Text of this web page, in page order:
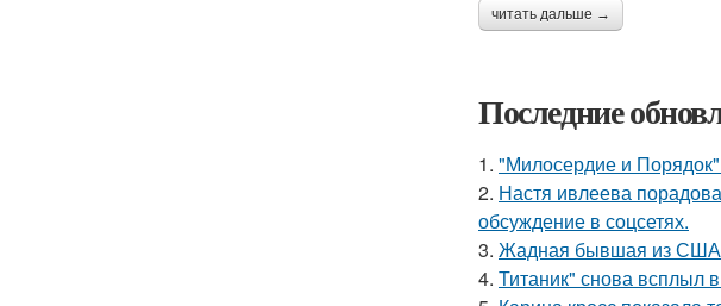
читать дальше →
Последние
1. "Милосердие и Порядок"
2. Настя ивлеева
обсуждение в соцсетях.
3. Жадная бывшая из США
4. Титаник" снова всплыл